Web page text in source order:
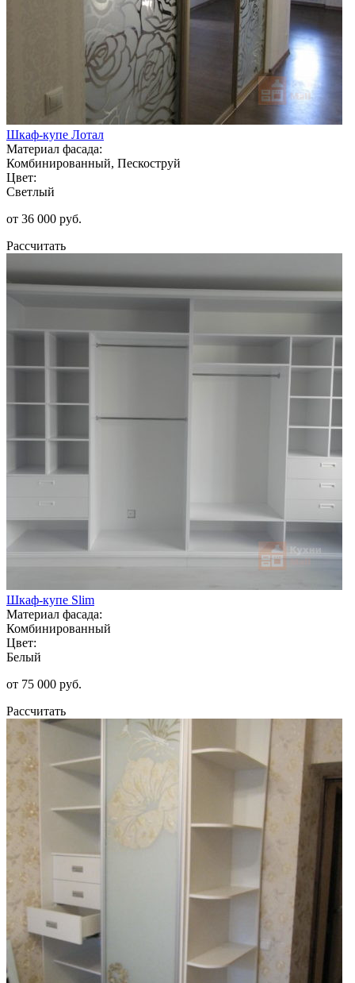
Шкаф-купе Лотал
Материал фасада:
Комбинированный, Пескоструй
Цвет:
Светлый
от 36 000 руб.
Рассчитать
Шкаф-купе Slim
Материал фасада:
Комбинированный
Цвет:
Белый
от 75 000 руб.
Рассчитать